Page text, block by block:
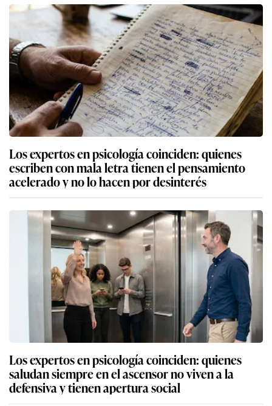
Los expertos en psicología coinciden: quienes
escriben con mala letra tienen el pensamiento
acelerado y no lo hacen por desinterés
Los expertos en psicología coinciden: quienes
saludan siempre en el ascensor no viven a la
defensiva y tienen apertura social